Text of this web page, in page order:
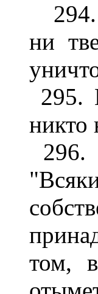
ни
295.
никто
296.
том,